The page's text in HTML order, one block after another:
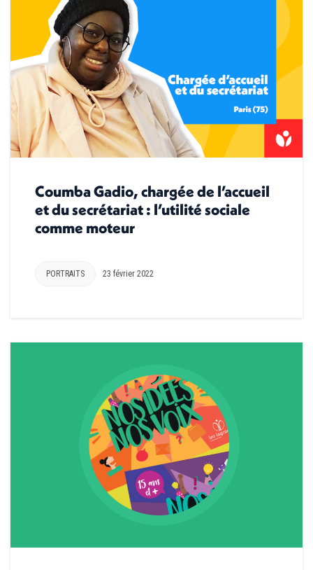
Coumba Gadio, chargée de l’accueil
et du secrétariat : l’utilité sociale
comme moteur
PORTRAITS 23 février 2022